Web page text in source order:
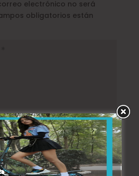
electrónico no será
obligatorios están